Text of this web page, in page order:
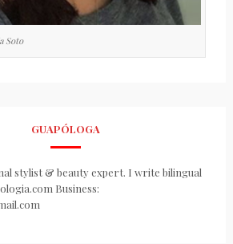
Soto
GUAPÓLOGA
stylist & beauty expert. I write bilingual
Business: